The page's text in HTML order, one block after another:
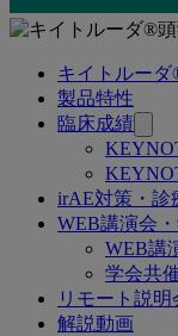
キイトルー
製品特性
臨床成績
irAE対策・診
WEB講演会
WEB講
学会共
リモート説明
解説動画